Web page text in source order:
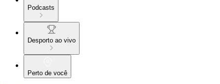
Podcasts
Desporto ao vivo
Perto de você